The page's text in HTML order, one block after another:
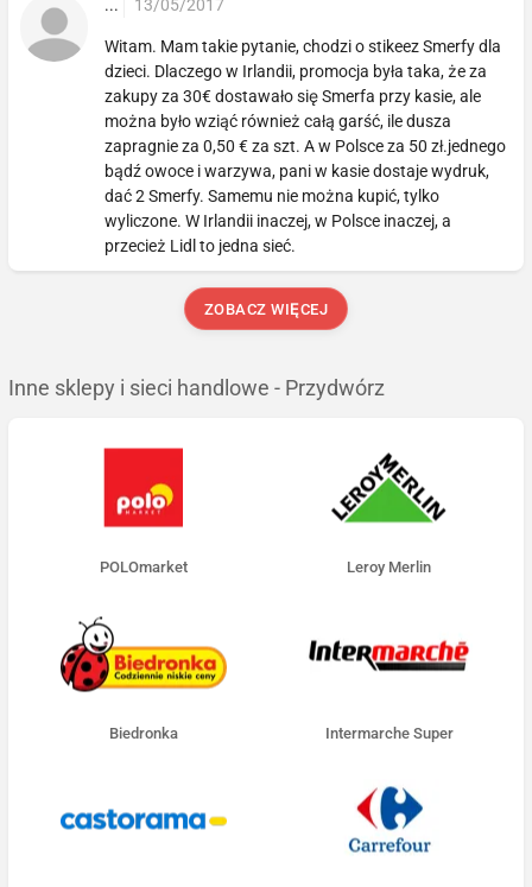
... 13/05/2017
Witam. Mam takie pytanie, chodzi o stikeez Smerfy dla
dzieci. Dlaczego w Irlandii, promocja była taka, że za
zakupy za 30€ dostawało się Smerfa przy kasie, ale
można było wziąć również całą garść, ile dusza
zapragnie za 0,50 € za szt. A w Polsce za 50 zł.jednego
bądź owoce i warzywa, pani w kasie dostaje wydruk,
dać 2 Smerfy. Samemu nie można kupić, tylko
wyliczone. W Irlandii inaczej, w Polsce inaczej, a
przecież Lidl to jedna sieć.
ZOBACZ WIĘCEJ
Inne sklepy i sieci handlowe - Przydwórz
POLOmarket Leroy Merlin
Biedronka Intermarche Super